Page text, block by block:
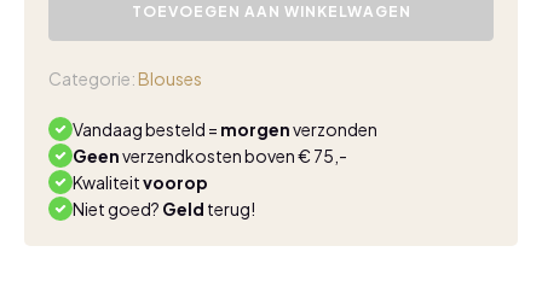
crochet
aantal
TOEVOEGEN AAN WINKELWAGEN
Categorie: Blouses
Vandaag besteld = morgenverzonden
Geenverzendkosten boven € 75,-
Kwaliteitvoorop
Niet goed? Geld terug!